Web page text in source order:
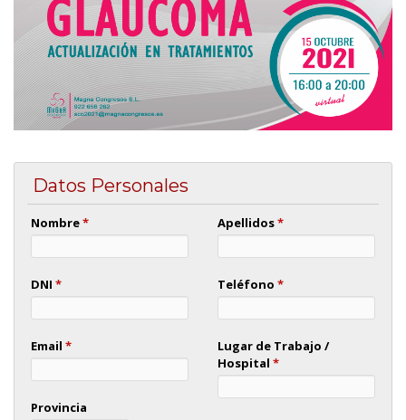
Datos Personales
Nombre* Apellidos*
DNI * Teléfono *
Email *
Lugar de Trabajo /
Hospital *
Provincia